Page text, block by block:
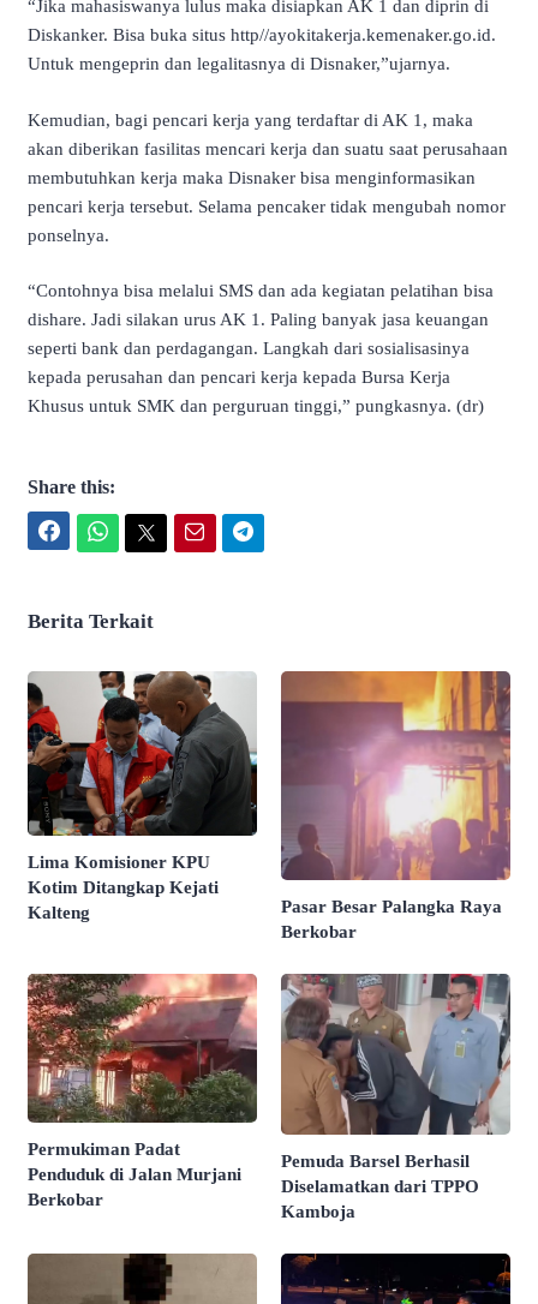
“Jika mahasiswanya lulus maka disiapkan AK 1 dan diprin di
Diskanker. Bisa buka situs http//ayokitakerja.kemenaker.go.id.
Untuk mengeprin dan legalitasnya di Disnaker,”ujarnya.
Kemudian, bagi pencari kerja yang terdaftar di AK 1, maka
akan diberikan fasilitas mencari kerja dan suatu saat perusahaan
membutuhkan kerja maka Disnaker bisa menginformasikan
pencari kerja tersebut. Selama pencaker tidak mengubah nomor
ponselnya.
“Contohnya bisa melalui SMS dan ada kegiatan pelatihan bisa
dishare. Jadi silakan urus AK 1. Paling banyak jasa keuangan
seperti bank dan perdagangan. Langkah dari sosialisasinya
kepada perusahan dan pencari kerja kepada Bursa Kerja
Khusus untuk SMK dan perguruan tinggi,” pungkasnya. (dr)
Share this:
Berita Terkait
Lima Komisioner KPU
Kotim Ditangkap Kejati
Kalteng
Pasar Besar Palangka Raya
Berkobar
Permukiman Padat
Penduduk di Jalan Murjani
Berkobar
Pemuda Barsel Berhasil
Diselamatkan dari TPPO
Kamboja